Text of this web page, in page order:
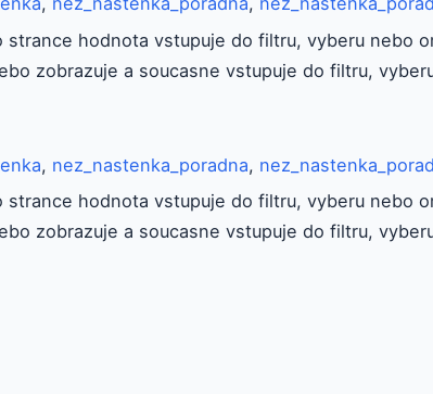
hodnota vstupuje do filtru, vyberu nebo
zobrazuje a soucasne vstupuje do filtru,
, nez_nastenka_poradna,
hodnota vstupuje do filtru, vyberu nebo
zobrazuje a soucasne vstupuje do filtru,